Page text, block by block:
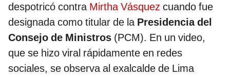
despotricó contraMirtha Vásquez cuando fue
designada como titular de la Presidencia del
Consejo de Ministros (PCM). En un video,
que se hizo viral rápidamente en redes
sociales, se observa al exalcalde de Lima